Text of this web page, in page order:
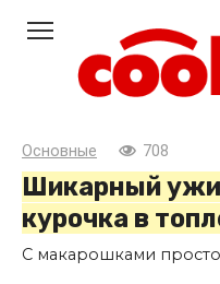
контенту
Основные 708
Шикарный
курочка в
С макарошками